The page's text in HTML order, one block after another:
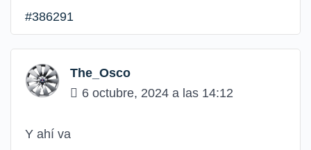
#386291
The_Osco
6 octubre, 2024 a las 14:12
Y ahí va